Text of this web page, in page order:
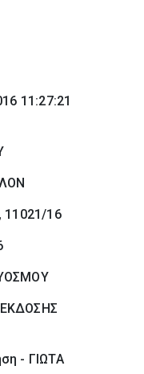
11:27:21
11021/16
- ΓΙΩΤΑ